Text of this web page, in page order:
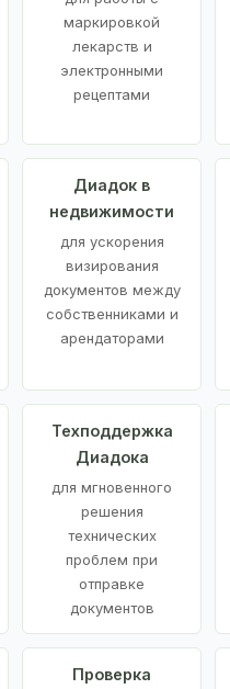
маркировкой
лекарств и
электронными
рецептами
Диадок в
недвижимости
для ускорения
визирования
документов между
собственниками и
арендаторами
Техподдержка
Диадока
для мгновенного
решения
технических
проблем при
отправке
документов
Проверка